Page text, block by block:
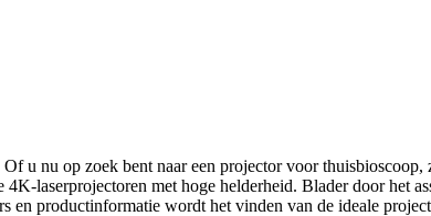
u nu op zoek bent naar een projector voor
laserprojectoren met hoge helderheid. Blader door het
en productinformatie wordt het vinden van de ideale